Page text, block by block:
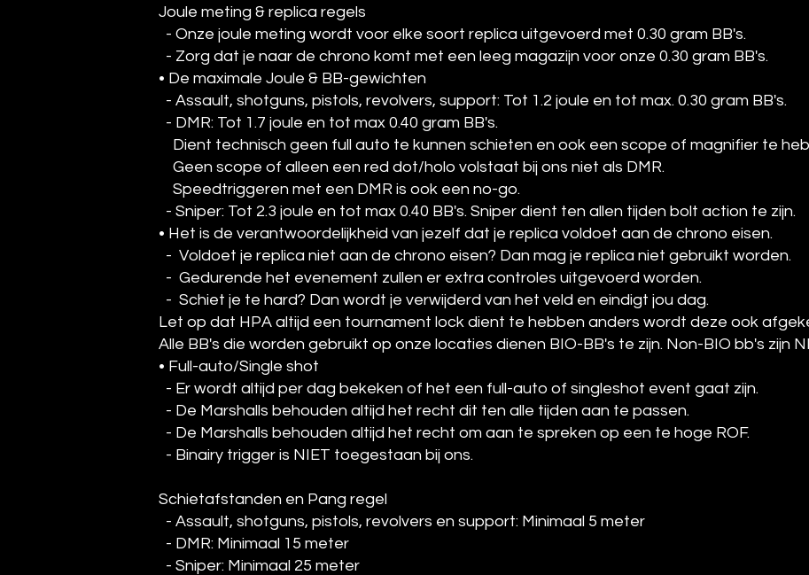
Joule meting & replica regels
- Onze joule meting wordt voor elke soort replica uitgevoerd met 0.30 gram BB's.
- Zorg dat je naar de chrono komt met een leeg magazijn voor onze 0.30 gram BB's.
• De maximale Joule & BB-gewichten
- Assault, shotguns, pistols, revolvers, support: Tot 1.2 joule en tot max. 0.30 gram BB's.
- DMR: Tot 1.7 joule en tot max 0.40 gram BB's.
Dient technisch geen full auto te kunnen schieten en ook een scope of magnifier te
Geen scope of alleen een red dot/holo volstaat bij ons niet als DMR.
Speedtriggeren met een DMR is ook een no-go.
- Sniper: Tot 2.3 joule en tot max 0.40 BB's. Sniper dient ten allen tijden bolt action te zijn.
• Het is de verantwoordelijkheid van jezelf dat je replica voldoet aan de chrono eisen.
- Voldoet je replica niet aan de chrono eisen? Dan mag je replica niet gebruikt worden.
- Gedurende het evenement zullen er extra controles uitgevoerd worden.
- Schiet je te hard? Dan wordt je verwijderd van het veld en eindigt jou dag.
Let op dat HPA altijd een tournament lock dient te hebben anders wordt deze ook
Alle BB's die worden gebruikt op onze locaties dienen BIO-BB's te zijn. Non-BIO bb's zijn
• Full-auto/Single shot
- Er wordt altijd per dag bekeken of het een full-auto of singleshot event gaat zijn.
- De Marshalls behouden altijd het recht dit ten alle tijden aan te passen.
- De Marshalls behouden altijd het recht om aan te spreken op een te hoge ROF.
- Binairy trigger is NIET toegestaan bij ons.
Schietafstanden en Pang regel
- Assault, shotguns, pistols, revolvers en support: Minimaal 5 meter
- DMR: Minimaal 15 meter
- Sniper: Minimaal 25 meter